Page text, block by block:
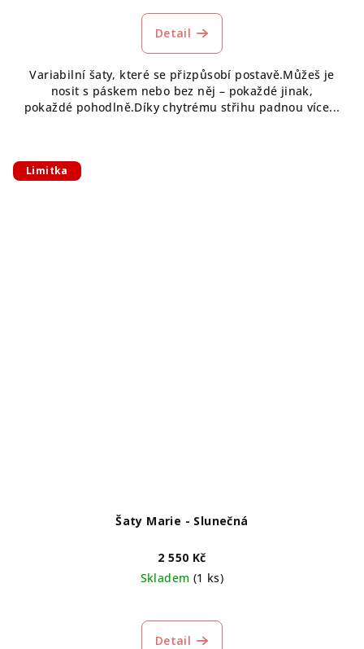
Detail
Variabilní šaty, které se přizpůsobí postavě.Můžeš je
nosit s páskem nebo bez něj – pokaždé jinak,
pokaždé pohodlně.Díky chytrému střihu padnou více...
Limitka
Šaty Marie - Slunečná
2 550 Kč
Skladem (1 ks)
Detail